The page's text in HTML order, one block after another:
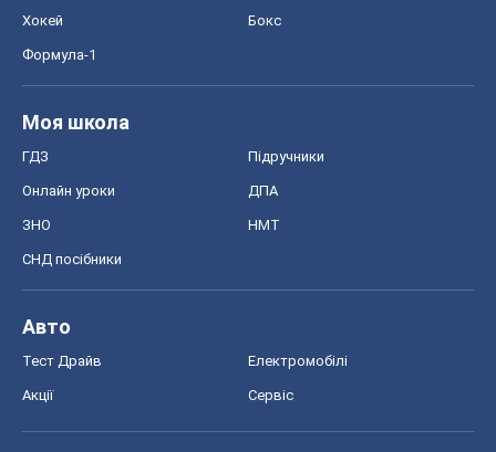
Хокей Бокс
Формула-1
Моя школа
ГДЗ Підручники
Онлайн уроки ДПА
ЗНО НМТ
СНД посібники
Авто
Тест Драйв Електромобілі
Акції Сервіс